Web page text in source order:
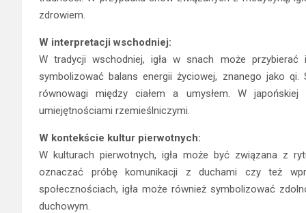
zdrowiem.
W interpretacji wschodniej:
W tradycji wschodniej, igła w snach może przybierać
symbolizować balans energii życiowej, znanego jako
równowagi między ciałem a umysłem. W
umiejętnościami rzemieślniczymi.
W kontekście kultur pierwotnych:
W kulturach pierwotnych, igła może być związana z
oznaczać próbę komunikacji z duchami czy też
społecznościach, igła może również symbolizować
duchowym.